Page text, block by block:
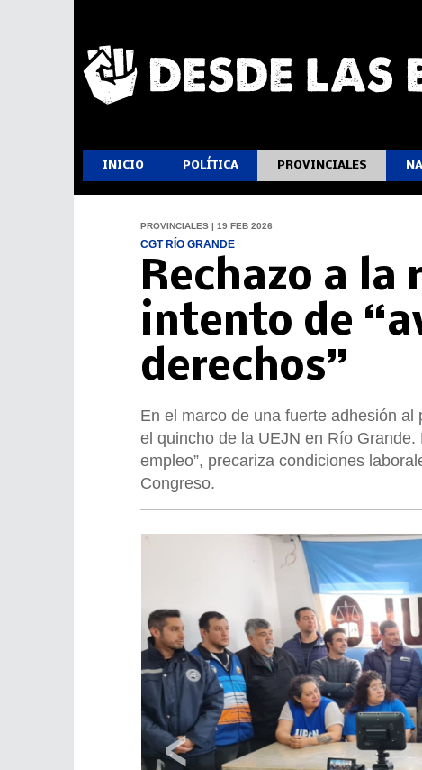
INICIO POLÍTICA PROVINCIALES
PROVINCIALES | 19 FEB 2026
CGT RÍO GRANDE
Rechazo a la
intento de
derechos”
En el marco de una fuerte adhesión
el quincho de la UEJN en Río
empleo”, precariza condiciones
Congreso.
‹